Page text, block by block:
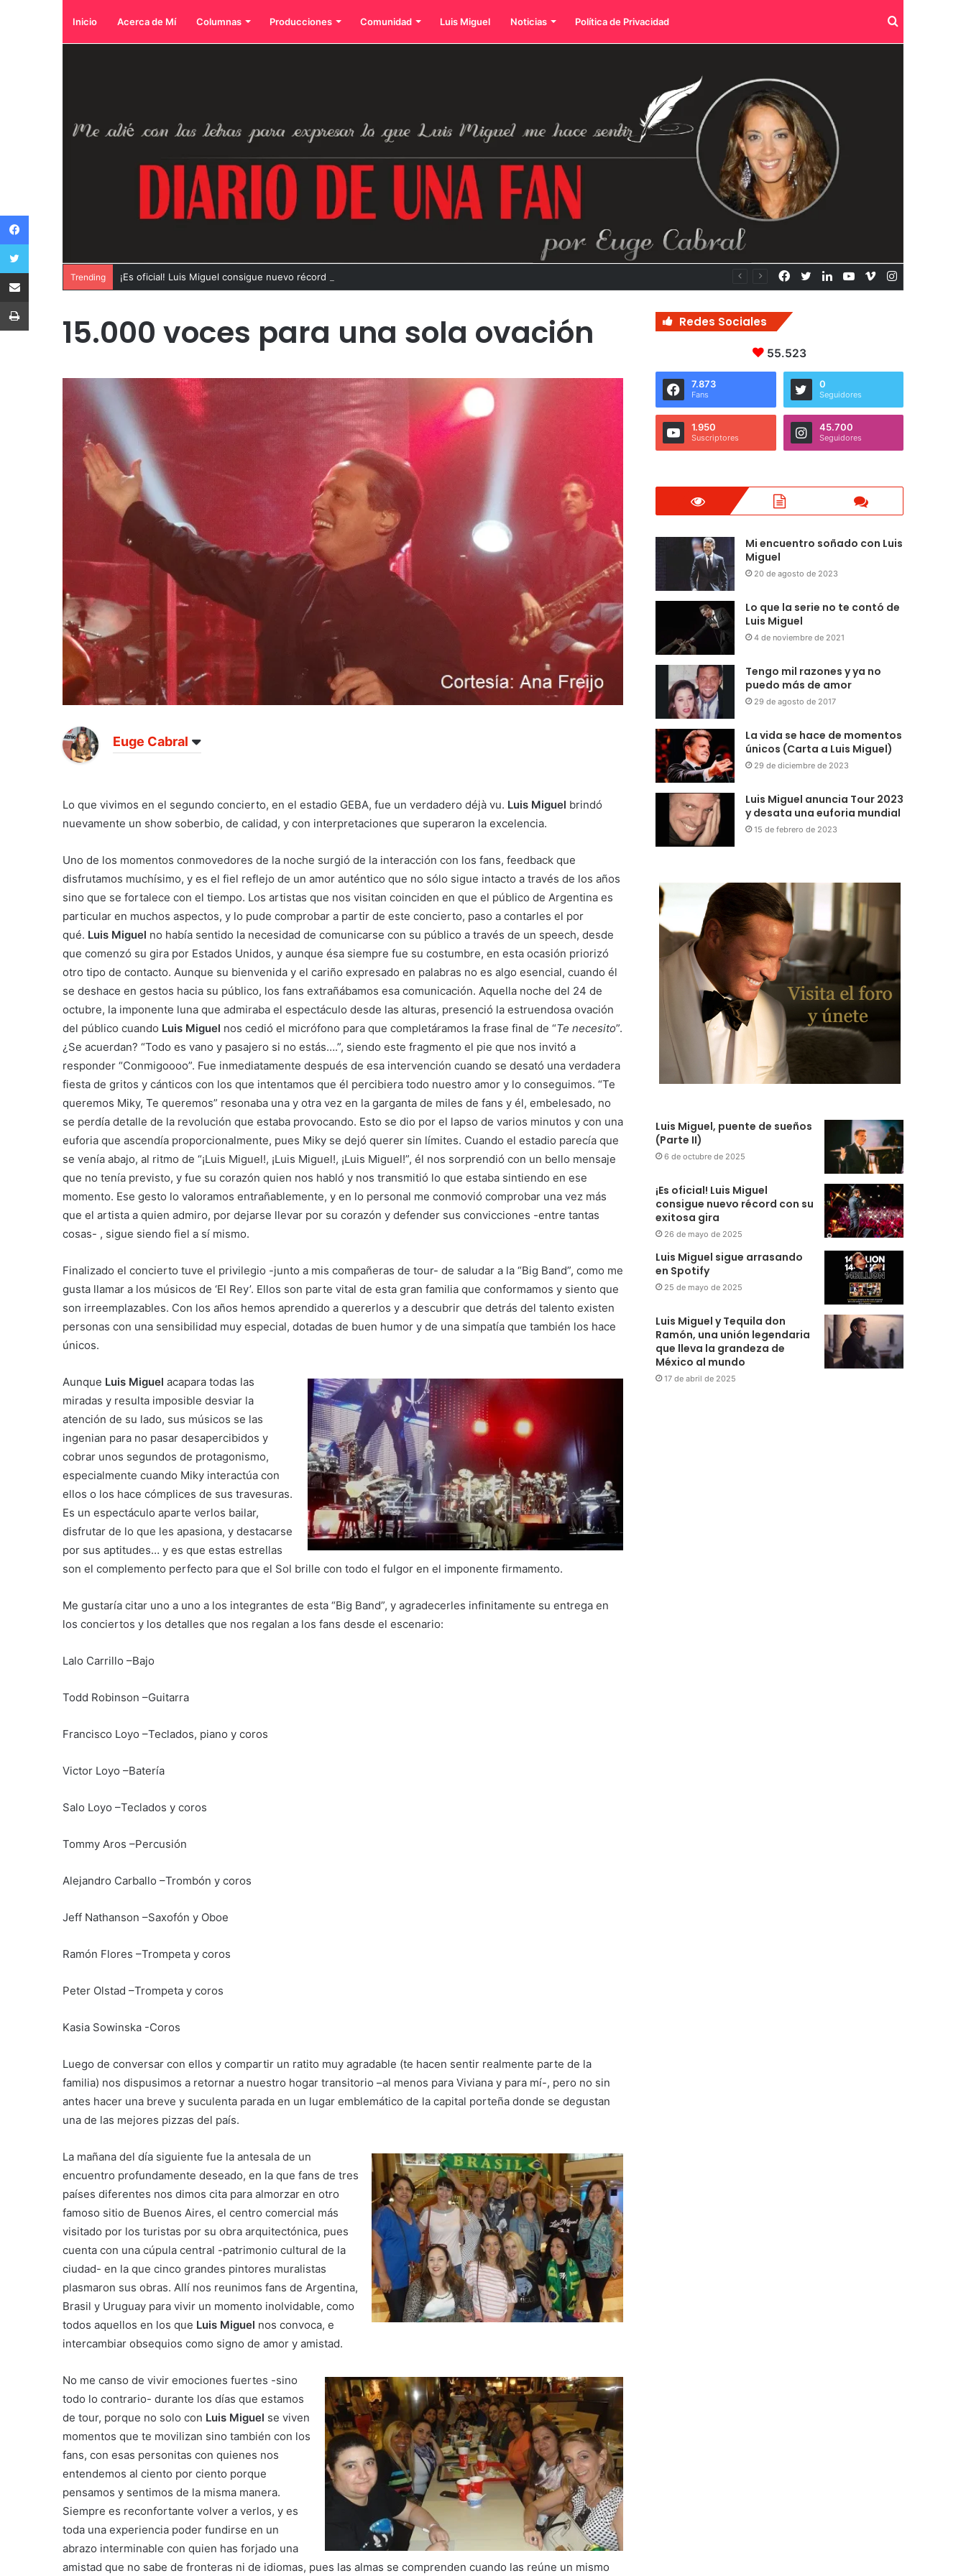
Inicio Acerca de Mí Columnas Producciones Comunidad Luis Miguel Noticias Política de Privacidad Buscar
Trending ¡Es oficial! Luis Miguel consigue nuevo récord con su exitosa gira Instagram
Vimeo
YouTube
LinkedIn
Twitter
Facebook
15.000 voces para una sola ovación
Euge Cabral
Lo que vivimos en el segundo concierto, en el estadio GEBA, fue un verdadero déjà vu. Luis Miguel brindó
nuevamente un show soberbio, de calidad, y con interpretaciones que superaron la excelencia.
Uno de los momentos conmovedores de la noche surgió de la interacción con los fans, feedback que
disfrutamos muchísimo, y es el fiel reflejo de un amor auténtico que no sólo sigue intacto a través de los años
sino que se fortalece con el tiempo. Los artistas que nos visitan coinciden en que el público de Argentina es
particular en muchos aspectos, y lo pude comprobar a partir de este concierto, paso a contarles el por
qué. Luis Miguel no había sentido la necesidad de comunicarse con su público a través de un speech, desde
que comenzó su gira por Estados Unidos, y aunque ésa siempre fue su costumbre, en esta ocasión priorizó
otro tipo de contacto. Aunque su bienvenida y el cariño expresado en palabras no es algo esencial, cuando él
se deshace en gestos hacia su público, los fans extrañábamos esa comunicación. Aquella noche del 24 de
octubre, la imponente luna que admiraba el espectáculo desde las alturas, presenció la estruendosa ovación
del público cuando Luis Miguel nos cedió el micrófono para que completáramos la frase final de “Te necesito”.
¿Se acuerdan? “Todo es vano y pasajero si no estás….”, siendo este fragmento el pie que nos invitó a
responder “Conmigoooo”. Fue inmediatamente después de esa intervención cuando se desató una verdadera
fiesta de gritos y cánticos con los que intentamos que él percibiera todo nuestro amor y lo conseguimos. “Te
queremos Miky, Te queremos” resonaba una y otra vez en la garganta de miles de fans y él, embelesado, no
se perdía detalle de la revolución que estaba provocando. Esto se dio por el lapso de varios minutos y con una
euforia que ascendía proporcionalmente, pues Miky se dejó querer sin límites. Cuando el estadio parecía que
se venía abajo, al ritmo de “¡Luis Miguel!, ¡Luis Miguel!, ¡Luis Miguel!”, él nos sorprendió con un bello mensaje
que no tenía previsto, y fue su corazón quien nos habló y nos transmitió lo que estaba sintiendo en ese
momento. Ese gesto lo valoramos entrañablemente, y en lo personal me conmovió comprobar una vez más
que el artista a quien admiro, por dejarse llevar por su corazón y defender sus convicciones -entre tantas
cosas- , sigue siendo fiel a sí mismo.
Finalizado el concierto tuve el privilegio -junto a mis compañeras de tour- de saludar a la “Big Band”, como me
gusta llamar a los músicos de ‘El Rey’. Ellos son parte vital de esta gran familia que conformamos y siento que
son irreemplazables. Con los años hemos aprendido a quererlos y a descubrir que detrás del talento existen
personas con una sensibilidad muy especial, dotadas de buen humor y de una simpatía que también los hace
únicos.
Aunque Luis Miguel acapara todas las
miradas y resulta imposible desviar la
atención de su lado, sus músicos se las
ingenian para no pasar desapercibidos y
cobrar unos segundos de protagonismo,
especialmente cuando Miky interactúa con
ellos o los hace cómplices de sus travesuras.
Es un espectáculo aparte verlos bailar,
disfrutar de lo que les apasiona, y destacarse
por sus aptitudes… y es que estas estrellas
son el complemento perfecto para que el Sol brille con todo el fulgor en el imponente firmamento.
Me gustaría citar uno a uno a los integrantes de esta “Big Band”, y agradecerles infinitamente su entrega en
los conciertos y los detalles que nos regalan a los fans desde el escenario:
Lalo Carrillo –Bajo
Todd Robinson –Guitarra
Francisco Loyo –Teclados, piano y coros
Victor Loyo –Batería
Salo Loyo –Teclados y coros
Tommy Aros –Percusión
Alejandro Carballo –Trombón y coros
Jeff Nathanson –Saxofón y Oboe
Ramón Flores –Trompeta y coros
Peter Olstad –Trompeta y coros
Kasia Sowinska -Coros
Luego de conversar con ellos y compartir un ratito muy agradable (te hacen sentir realmente parte de la
familia) nos dispusimos a retornar a nuestro hogar transitorio –al menos para Viviana y para mí-, pero no sin
antes hacer una breve y suculenta parada en un lugar emblemático de la capital porteña donde se degustan
una de las mejores pizzas del país.
La mañana del día siguiente fue la antesala de un
encuentro profundamente deseado, en la que fans de tres
países diferentes nos dimos cita para almorzar en otro
famoso sitio de Buenos Aires, el centro comercial más
visitado por los turistas por su obra arquitectónica, pues
cuenta con una cúpula central -patrimonio cultural de la
ciudad- en la que cinco grandes pintores muralistas
plasmaron sus obras. Allí nos reunimos fans de Argentina,
Brasil y Uruguay para vivir un momento inolvidable, como
todos aquellos en los que Luis Miguel nos convoca, e
intercambiar obsequios como signo de amor y amistad.
No me canso de vivir emociones fuertes -sino
todo lo contrario- durante los días que estamos
de tour, porque no solo con Luis Miguel se viven
momentos que te movilizan sino también con los
fans, con esas personitas con quienes nos
entendemos al ciento por ciento porque
pensamos y sentimos de la misma manera.
Siempre es reconfortante volver a verlos, y es
toda una experiencia poder fundirse en un
abrazo interminable con quien has forjado una
amistad que no sabe de fronteras ni de idiomas, pues las almas se comprenden cuando las reúne un mismo
Redes Sociales
55.523
7.873
Fans
0
Seguidores
1.950
Suscriptores
45.700
Seguidores
Mi encuentro soñado con Luis
Miguel
20 de agosto de 2023
Lo que la serie no te contó de
Luis Miguel
4 de noviembre de 2021
Tengo mil razones y ya no
puedo más de amor
29 de agosto de 2017
La vida se hace de momentos
únicos (Carta a Luis Miguel)
29 de diciembre de 2023
Luis Miguel anuncia Tour 2023
y desata una euforia mundial
15 de febrero de 2023
Luis Miguel, puente de sueños
(Parte II)
6 de octubre de 2025
¡Es oficial! Luis Miguel
consigue nuevo récord con su
exitosa gira
26 de mayo de 2025
Luis Miguel sigue arrasando
en Spotify
25 de mayo de 2025
Luis Miguel y Tequila don
Ramón, una unión legendaria
que lleva la grandeza de
México al mundo
17 de abril de 2025
Facebook
Twitter
Compartir por correo electrónico